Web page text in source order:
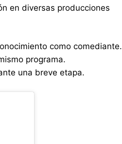
en diversas producciones
como comediante.
programa.
una breve etapa.